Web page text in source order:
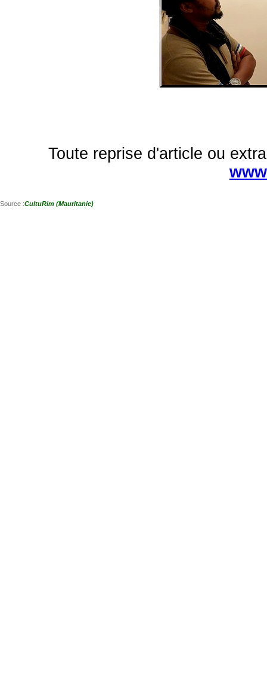
Toute reprise d'article ou
Source :CultuRim (Mauritanie)